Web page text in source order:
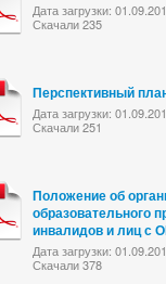
Дата загрузки:
Скачали 235
Перспективный
Дата загрузки:
Скачали 251
Положение об
образовательного
инвалидов и лиц с
Дата загрузки:
Скачали 378